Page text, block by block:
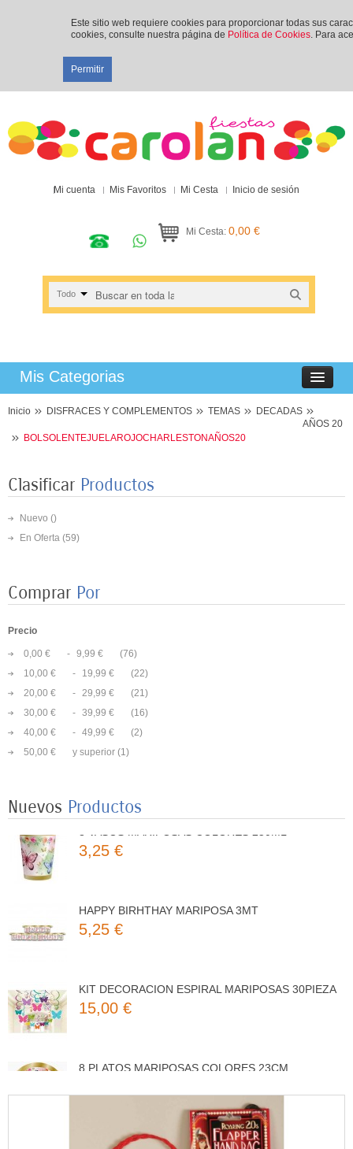
Este sitio web requiere cookies para proporcionar todas sus
cookies, consulte nuestra página de Política de Cookies. Para
Permitir
Mi cuenta Mis Favoritos Mi Cesta Inicio de sesión
Mi Cesta: 0,00 €
Todo
Mis Categorias
Inicio DISFRACES Y COMPLEMENTOS TEMAS
DECADAS
AÑOS 20
BOLSOLENTEJUELAROJOCHARLESTONAÑOS20
Clasificar Productos
Nuevo ()
En Oferta (59)
Comprar Por
Precio
0,00 € - 9,99 €
(76)
10,00 €
- 19,99 €
(22)
20,00 €
- 29,99 €
(21)
30,00 €
- 39,99 €
(16)
40,00 €
- 49,99 €
(2)
50,00 €
y superior (1)
Nuevos Productos
8 PLATOS MARIPOSAS COLORES 23CM
3,50 €
8 VASOS MARIPOSAS COLORES 250ML
3,25 €
5,25 €
15,00 €
3,50 €